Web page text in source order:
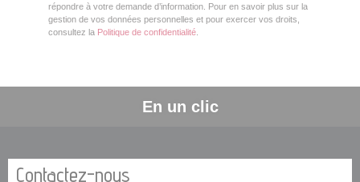
répondre à votre demande d’information. Pour en savoir plus sur la
gestion de vos données personnelles et pour exercer vos droits,
consultez la Politique de confidentialité
En un clic
Contactez-nous